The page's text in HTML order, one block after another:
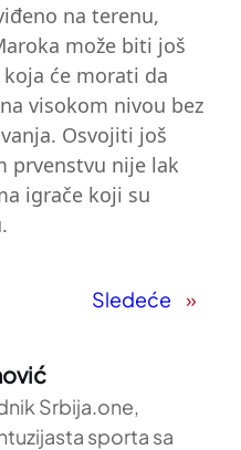
na terenu,
može biti još
će morati da
visokom nivou bez
Osvojiti još
prvenstvu nije lak
igrače koji su
Sledeće »
Srbija.one,
sporta sa